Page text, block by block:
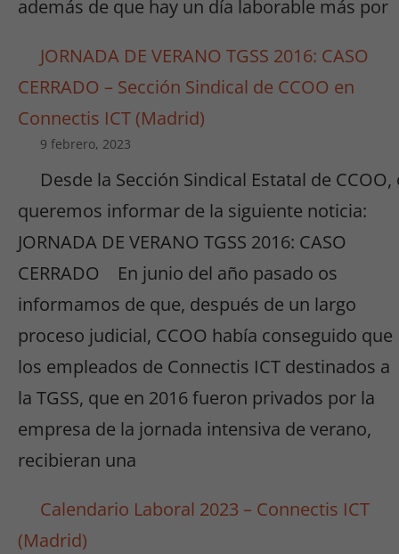
además de que hay un día laborable más por
JORNADA DE VERANO TGSS 2016: CASO
CERRADO – Sección Sindical de CCOO en
Connectis ICT (Madrid)
9 febrero, 2023
Desde la Sección Sindical Estatal de CCOO,
queremos informar de la siguiente noticia:
JORNADA DE VERANO TGSS 2016: CASO
CERRADO En junio del año pasado os
informamos de que, después de un largo
proceso judicial, CCOO había conseguido que
los empleados de Connectis ICT destinados a
la TGSS, que en 2016 fueron privados por la
empresa de la jornada intensiva de verano,
recibieran una
Calendario Laboral 2023 – Connectis ICT
(Madrid)
Estadísticas
no son
opcionales.
Son
web y para
que
podamos
funcionalidad
y estructura
Experiencia
Para que
nuestra web
funcione lo
mejor posible
rechaza estas
cookies,